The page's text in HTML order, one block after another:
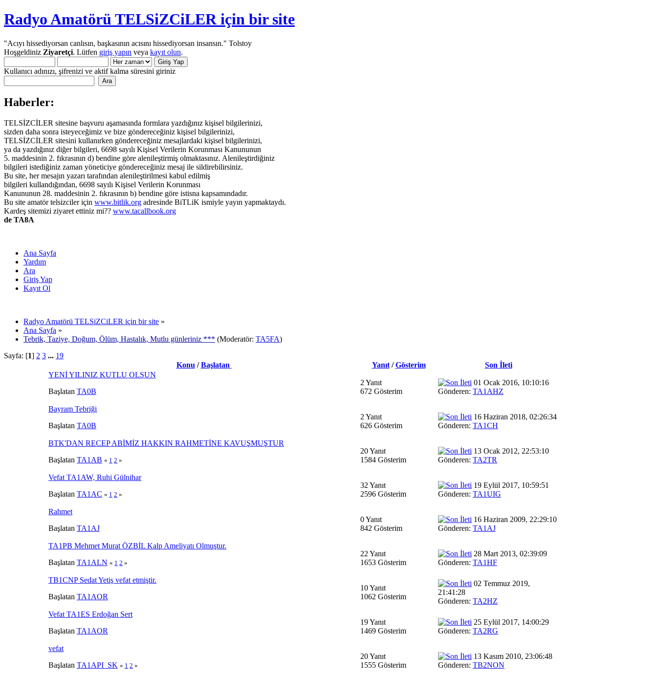
Radyo Amatörü TELSiZCiLER için bir site
"Acıyı hissediyorsan canlısın, başkasının acısını hissediyorsan insansın." Tolstoy
Hoşgeldiniz Ziyaretçi. Lütfen giriş yapın veya kayıt olun.
Kullanıcı adınızı, şifrenizi ve aktif kalma süresini giriniz
Haberler:
TELSİZCİLER sitesine başvuru aşamasında formlara yazdığınız kişisel bilgilerinizi,
sizden daha sonra isteyeceğimiz ve bize göndereceğiniz kişisel bilgilerinizi,
TELSİZCİLER sitesini kullanırken göndereceğiniz mesajlardaki kişisel bilgilerinizi,
ya da yazdığınız diğer bilgileri, 6698 sayılı Kişisel Verilerin Korunması Kanununun
5. maddesinin 2. fıkrasının d) bendine göre alenileştirmiş olmaktasınız. Alenileştirdiğiniz
bilgileri istediğiniz zaman yöneticiye göndereceğiniz mesaj ile sildirebilirsiniz.
Bu site, her mesajın yazarı tarafından alenileştirilmesi kabul edilmiş
bilgileri kullandığından, 6698 sayılı Kişisel Verilerin Korunması
Kanununun 28. maddesinin 2. fıkrasının b) bendine göre istisna kapsamındadır.
Bu site amatör telsizciler için www.bitlik.org adresinde BiTLiK ismiyle yayın yapmaktaydı.
Kardeş sitemizi ziyaret ettiniz mi?? www.tacallbook.org
de TA8A
Ana Sayfa
Yardım
Ara
Giriş Yap
Kayıt Ol
Radyo Amatörü TELSiZCiLER için bir site »
Ana Sayfa »
Tebrik, Taziye, Doğum, Ölüm, Hastalık, Mutlu günleriniz *** (Moderatör: TA5FA)
Sayfa: [1] 2 3 ... 19
Konu /Başlatan Yanıt/Gösterim
Son İleti
YENİ YILINIZ KUTLU OLSUN
Başlatan TA0B
2 Yanıt
672 Gösterim
01 Ocak 2016, 10:10:16
Gönderen: TA1AHZ
Bayram Tebriği
Başlatan TA0B
2 Yanıt
626 Gösterim
16 Haziran 2018, 02:26:34
Gönderen: TA1CH
BTK'DAN RECEP ABİMİZ HAKKIN RAHMETİNE KAVUŞMUŞTUR
Başlatan TA1AB « 1 2 »
20 Yanıt
1584 Gösterim
13 Ocak 2012, 22:53:10
Gönderen: TA2TR
Vefat TA1AW, Ruhi Gülnihar
Başlatan TA1AC « 1 2 »
32 Yanıt
2596 Gösterim
19 Eylül 2017, 10:59:51
Gönderen: TA1UIG
Rahmet
Başlatan TA1AJ
0 Yanıt
842 Gösterim
16 Haziran 2009, 22:29:10
Gönderen: TA1AJ
TA1PB Mehmet Murat ÖZBİL Kalp Ameliyatı Olmuştur.
Başlatan TA1ALN « 1 2 »
22 Yanıt
1653 Gösterim
28 Mart 2013, 02:39:09
Gönderen: TA1HF
TB1CNP Sedat Yetiş vefat etmiştir.
Başlatan TA1AOR
10 Yanıt
1062 Gösterim
02 Temmuz 2019,
21:41:28
Gönderen: TA2HZ
Vefat TA1ES Erdoğan Sert
Başlatan TA1AOR
19 Yanıt
1469 Gösterim
25 Eylül 2017, 14:00:29
Gönderen: TA2RG
vefat
Başlatan TA1API_SK « 1 2 »
20 Yanıt
1555 Gösterim
13 Kasım 2010, 23:06:48
Gönderen: TB2NON